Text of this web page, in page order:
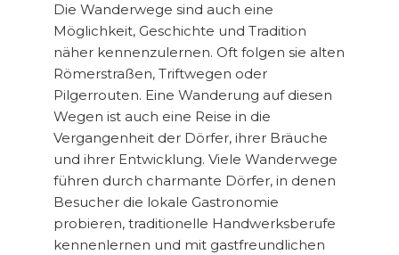
Die Wanderwege sind auch eine
Möglichkeit, Geschichte und Tradition
näher kennenzulernen. Oft folgen sie alten
Römerstraßen, Triftwegen oder
Pilgerrouten. Eine Wanderung auf diesen
Wegen ist auch eine Reise in die
Vergangenheit der Dörfer, ihrer Bräuche
und ihrer Entwicklung. Viele Wanderwege
führen durch charmante Dörfer, in denen
Besucher die lokale Gastronomie
probieren, traditionelle Handwerksberufe
kennenlernen und mit gastfreundlichen